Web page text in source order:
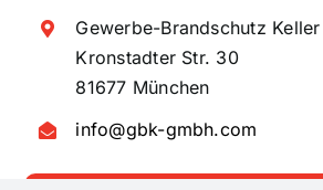
Gewerbe-Brandschutz
Kronstadter Str. 30
81677 München
info@gbk-gmbh.com